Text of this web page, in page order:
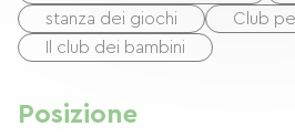
stanza dei giochi
Club
Il club dei bambini
Posizione